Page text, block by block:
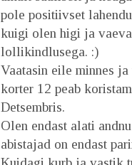
pole positiivset
kuigi olen higi ja
lollikindlusega. :)
Vaatasin eile minnes
korter 12 peab
Detsembris.
Olen endast alati
abistajad on endast